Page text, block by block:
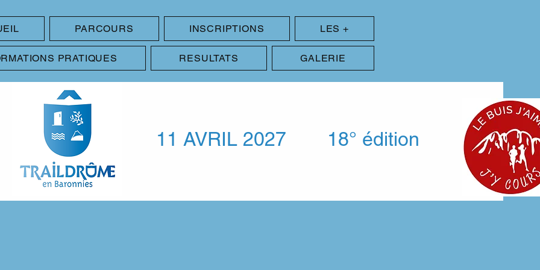
PARCOURS INSCRIPTIONS LES +
PRATIQUES RESULTATS GALERIE
11 AVRIL 2027 18° édition